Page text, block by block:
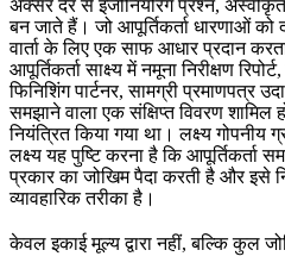
अक्सर देर से इंजीनियरिंग प्रश्न,
बन जाते हैं। जो आपूर्तिकर्ता धारणाओं को
वार्ता के लिए एक साफ आधार प्रदान
आपूर्तिकर्ता साक्ष्य में नमूना निरीक्षण
फिनिशिंग पार्टनर, सामग्री प्रमाणपत्र
समझाने वाला एक संक्षिप्त विवरण
नियंत्रित किया गया था। लक्ष्य गोपनीय
लक्ष्य यह पुष्टि करना है कि आपूर्तिकर्ता
प्रकार का जोखिम पैदा करती है और इसे
व्यावहारिक तरीका है।
केवल इकाई मूल्य द्वारा नहीं, बल्कि कुल